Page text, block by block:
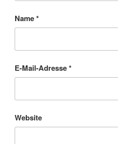
Name*
E-Mail-Adresse*
Website